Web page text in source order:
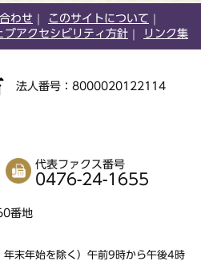
わせ
このサイトについて
ブアクセシビリティ方針 リンク集
法人番号：8000020122114
代表ファクス番号
0476-24-1655
番地
年末年始を除く）午前9時から午後4時